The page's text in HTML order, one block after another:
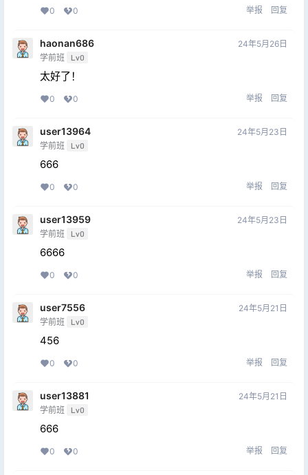
0 0 举报 回复
haonan686
学前班 Lv0
24年5月26日
太好了！
0 0 举报 回复
user13964
学前班 Lv0
24年5月23日
666
0 0 举报 回复
user13959
学前班 Lv0
24年5月23日
6666
0 0 举报 回复
user7556
学前班 Lv0
24年5月21日
456
0 0 举报 回复
user13881
学前班 Lv0
24年5月21日
666
0 0 举报 回复